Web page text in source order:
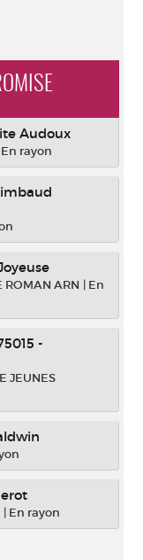
Audoux
En rayon
ROMAN ARN | En
-
JEUNES
| En rayon